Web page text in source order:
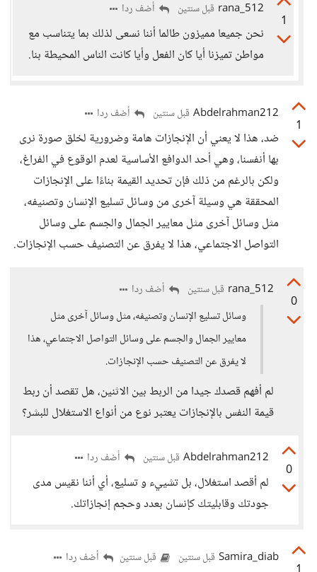
1
rana_512 قبل سنتين أضف ردا
نحن جميعا مميزون طالما أننا نسعى لذلك بما يتناسب مع
مواطن تميزنا أيا كان الفعل وأيا كانت الناس المحيطة بنا.
1
Abdelrahman212 قبل سنتين أضف ردا
ضد، هذا لا يعني أن الإنجازات هامة وضرورية لخلق صورة نرى
بها أنفسنا، وهي أحد الدوافع الأساسية لعدم الوقوع في الفراغ،
ولكن بالرغم من ذلك فإن تحديد القيمة بناءًا على الإنجازات
المحققة هي وسيلة آخرى من وسائل تسليع الإنسان وتصنيفه،
مثل وسائل آخرى مثل معايير الجمال والجسم على وسائل
التواصل الاجتماعي، هذا لا يفرق عن التصنيف حسب الإنجازات.
0
rana_512 قبل سنتين
أضف ردا
وسائل تسليع الإنسان وتصنيفه، مثل وسائل آخرى مثل
معايير الجمال والجسم على وسائل التواصل الاجتماعي، هذا
لا يفرق عن التصنيف حسب الإنجازات.
لم أفهم قصدك جيدا من الربط بين الاثنين، هل تقصد أن ربط
قيمة النفس بالإنجازات يعتبر نوع من أنواع الاستغلال للبشر؟
0
Abdelrahman212 قبل سنتين أضف ردا
لم أقصد استغلال، بل تشييء و تسليع، أي أننا نقيس مدى
جودتك وقابليتك كإنسان بعدد وحجم إنجازاتك.
Samira_diab قبل سنتين قبل سنتين أضف ردا